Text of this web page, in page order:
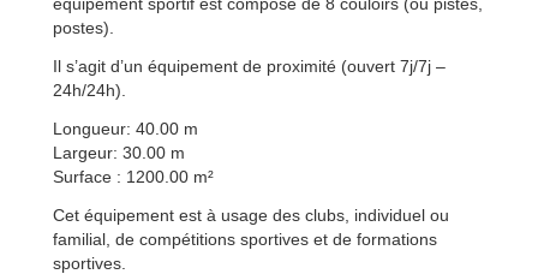
postes).
Il s’agit d’un équipement de proximité (ouvert 7j/7j –
24h/24h).
Longueur: 40.00 m
Largeur: 30.00 m
Surface : 1200.00 m²
Cet équipement est à usage des clubs, individuel ou
familial, de compétitions sportives et de formations
sportives.